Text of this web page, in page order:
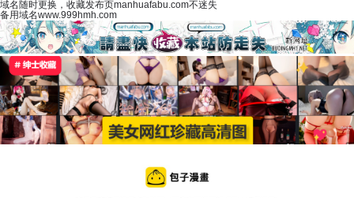
域名随时更换，收藏发布页manhuafabu.com不迷失
备用域名www.999hmh.com